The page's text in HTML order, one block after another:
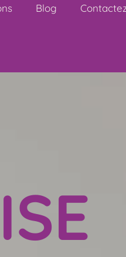
Blog